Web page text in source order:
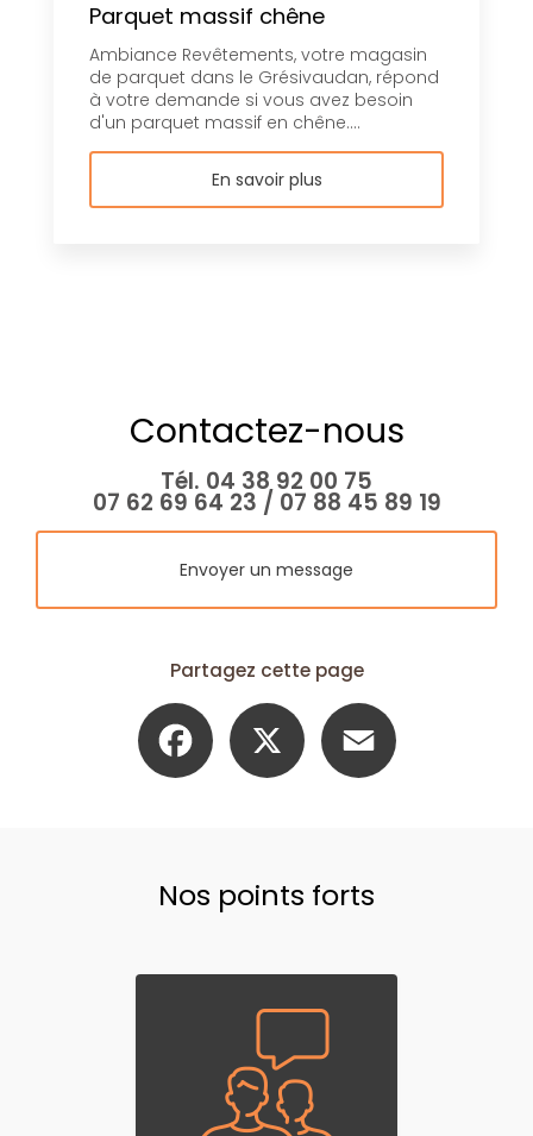
Parquet massif chêne
Ambiance Revêtements, votre magasin
de parquet dans le Grésivaudan, répond
à votre demande si vous avez besoin
d'un parquet massif en chêne....
En savoir plus
Contactez-nous
Tél. 04 38 92 00 75
07 62 69 64 23 / 07 88 45 89 19
Envoyer un message
Partagez cette page
Facebook
Nos points forts